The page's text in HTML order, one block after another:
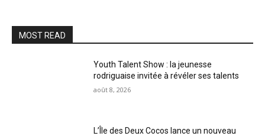
MOST READ
Youth Talent Show : la jeunesse
rodriguaise invitée à révéler ses talents
août 8, 2026
L’Île des Deux Cocos lance un nouveau